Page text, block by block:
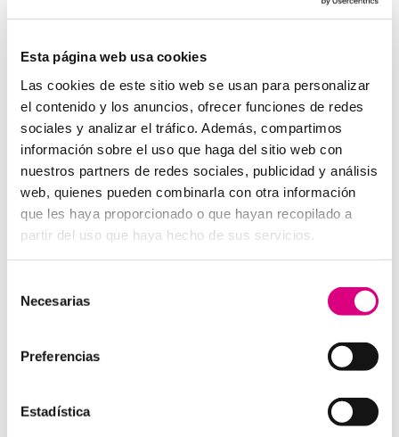
Esta página web usa cookies
Las cookies de este sitio web se usan para personalizar
el contenido y los anuncios, ofrecer funciones de redes
sociales y analizar el tráfico. Además, compartimos
información sobre el uso que haga del sitio web con
nuestros partners de redes sociales, publicidad y análisis
web, quienes pueden combinarla con otra información
que les haya proporcionado o que hayan recopilado a
partir del uso que haya hecho de sus servicios.
Necesarias
Preferencias
Estadística
puede favorecer a tu negocio,...
Telefonía Virtual
Interfonos IP para aerogeneradores: comunicación
segura en altura
Telefonía virtual para el trabajo remoto: comunícate
desde donde estés
Tendencias actuales en marketing y publicidad que
debes aplicar en tu plan de marketing
Centralitas virtuales: una solución para la gestión de
Aplicaciones de Inteligencia Artificial para el Marketing
Herramientas de marketing digital que toda empresa
Los beneficios de la telefonía virtual para empresas de